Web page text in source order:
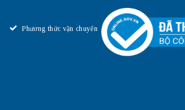
Phương thức vận chuyển